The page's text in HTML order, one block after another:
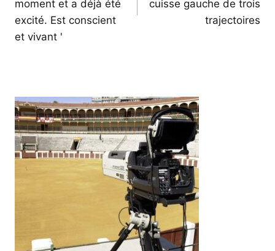
moment et a déjà été
excité. Est conscient
et vivant '
cuisse gauche de trois
trajectoires